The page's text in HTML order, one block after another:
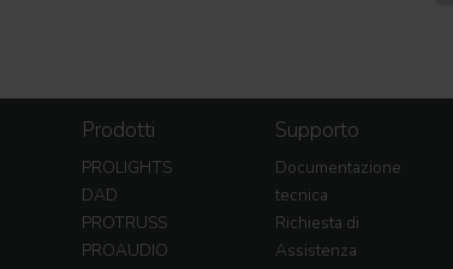
Prodotti
PROLIGHTS
DAD
PROTRUSS
PROAUDIO
Supporto
Documentazione
tecnica
Richiesta di
Assistenza